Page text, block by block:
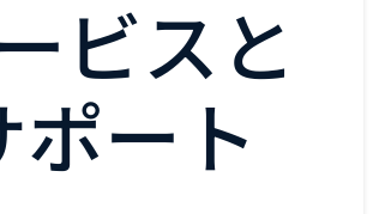
ビスと
ポート